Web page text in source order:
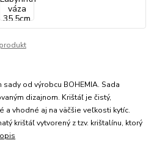
od výrobcu BOHEMIA. Sada
dizajnom. Krištáľ je čistý,
a vhodné aj na väčšie veľkosti kytíc.
krištáľ vytvorený z tzv. krištalínu, ktorý